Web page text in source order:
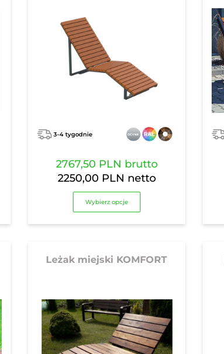
3-4 tygodnie
2767,50 PLN brutto
2250,00 PLN netto
Wybierz opcje
Leżak miejski KOMFORT